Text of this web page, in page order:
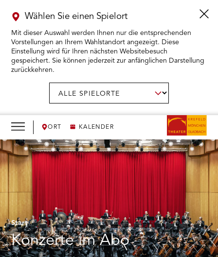
ORT KALENDER
Wählen Sie einen Spielort
Mit dieser Auswahl werden Ihnen nur die entsprechenden
Vorstellungen an Ihrem Wahlstandort angezeigt. Diese
Einstellung wird für Ihren nächsten Websitebesuch
gespeichert. Sie können jederzeit zur anfänglichen Darstellung
zurückkehren.
KARTENKAUF ÖFFNEN
WIR ÖFFNEN
THEATERPÄDAGOGIK ÖFFNEN
BESUCH ÖFFNEN
Start
Konzerte im Abo